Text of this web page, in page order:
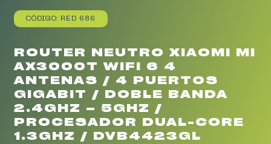
CÓDIGO: RED 686
ROUTER NEUTRO XIAOMI MI
AX3000T WIFI 6 4
ANTENAS / 4 PUERTOS
GIGABIT / DOBLE BANDA
2.4GHZ – 5GHZ /
PROCESADOR DUAL-CORE
1.3GHZ / DVB4423GL